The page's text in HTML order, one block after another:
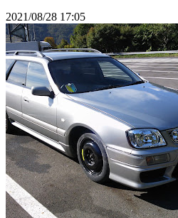
2021/08/28 17:05